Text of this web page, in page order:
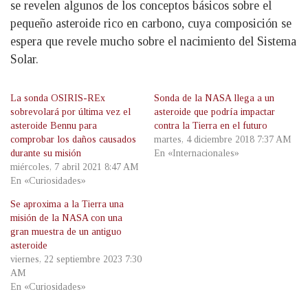
se revelen algunos de los conceptos básicos sobre el
pequeño asteroide rico en carbono, cuya composición se
espera que revele mucho sobre el nacimiento del Sistema
Solar.
La sonda OSIRIS-REx
sobrevolará por última vez el
asteroide Bennu para
comprobar los daños causados
durante su misión
miércoles, 7 abril 2021 8:47 AM
En «Curiosidades»
Sonda de la NASA llega a un
asteroide que podría impactar
contra la Tierra en el futuro
martes, 4 diciembre 2018 7:37 AM
En «Internacionales»
Se aproxima a la Tierra una
misión de la NASA con una
gran muestra de un antiguo
asteroide
viernes, 22 septiembre 2023 7:30
AM
En «Curiosidades»